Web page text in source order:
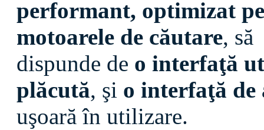
performant, optimizat
motoarele de căutare, să
dispunde de o interfaţă
plăcută, şi o interfaţă
uşoară în utilizare.